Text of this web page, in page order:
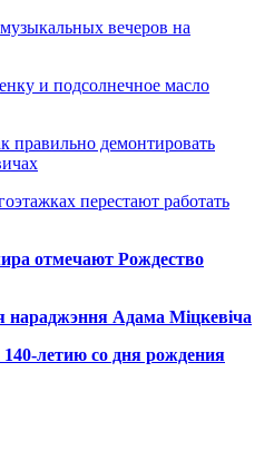
вечеров на
и подсолнечное масло
правильно демонтировать
перестают работать
отмечают Рождество
нараджэння Адама Міцкевіча
летию со дня рождения